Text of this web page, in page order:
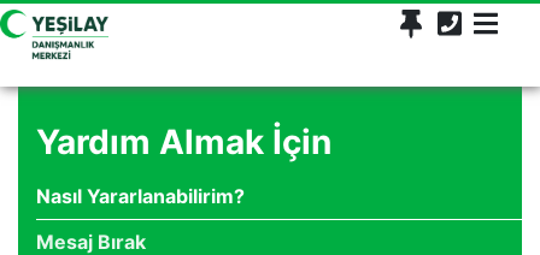
Yardım Almak İçin
Nasıl Yararlanabilirim?
Mesaj Bırak